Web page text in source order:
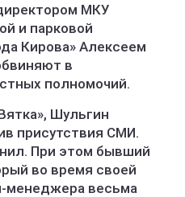
МКУ
и парковой
Кирова» Алексеем
в
полномочий.
Шульгин
присутствия СМИ.
При этом бывший
во время своей
менеджера весьма